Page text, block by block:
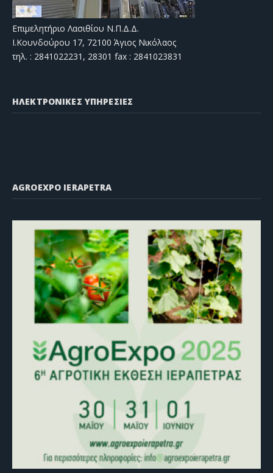
Επιμελητήριο Λασιθίου Ν.Π.Δ.Δ.
Ι.Κουνδούρου 17, 72100 Άγιος Νικόλαος
τηλ. : 2841022231, 28301 fax : 2841023831
ΗΛΕΚΤΡΟΝΙΚΕΣ ΥΠΗΡΕΣΙΕΣ
AGROEXPO IERAPETRA